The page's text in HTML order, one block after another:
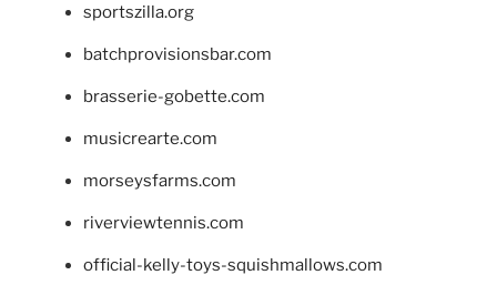
sportszilla.org
batchprovisionsbar.com
brasserie-gobette.com
musicrearte.com
morseysfarms.com
riverviewtennis.com
official-kelly-toys-squishmallows.com